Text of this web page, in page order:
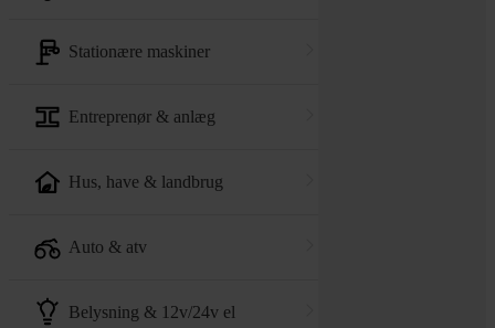
stationære maskiner
entreprenør & anlæg
hus, have & landbrug
auto & atv
belysning & 12v/24v el